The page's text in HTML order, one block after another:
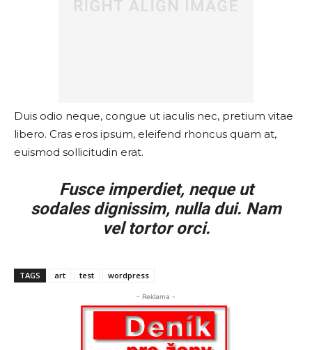
Duis odio neque, congue ut iaculis nec, pretium vitae
libero. Cras eros ipsum, eleifend rhoncus quam at,
euismod sollicitudin erat.
Fusce imperdiet, neque ut
sodales dignissim, nulla dui. Nam
vel tortor orci.
TAGS art test wordpress
- Reklama -